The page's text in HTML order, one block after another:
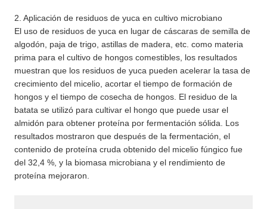
2. Aplicación de residuos de yuca en cultivo microbiano
El uso de residuos de yuca en lugar de cáscaras de semilla de
algodón, paja de trigo, astillas de madera, etc. como materia
prima para el cultivo de hongos comestibles, los resultados
muestran que los residuos de yuca pueden acelerar la tasa de
crecimiento del micelio, acortar el tiempo de formación de
hongos y el tiempo de cosecha de hongos. El residuo de la
batata se utilizó para cultivar el hongo que puede usar el
almidón para obtener proteína por fermentación sólida. Los
resultados mostraron que después de la fermentación, el
contenido de proteína cruda obtenido del micelio fúngico fue
del 32,4 %, y la biomasa microbiana y el rendimiento de
proteína mejoraron.